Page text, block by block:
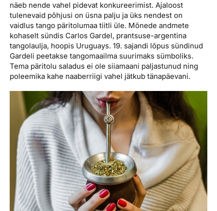
näeb nende vahel pidevat konkureerimist. Ajaloost
tulenevaid põhjusi on üsna palju ja üks nendest on
vaidlus tango päritolumaa tiitli üle. Mõnede andmete
kohaselt sündis Carlos Gardel, prantsuse-argentina
tangolaulja, hoopis Uruguays. 19. sajandi lõpus sündinud
Gardeli peetakse tangomaailma suurimaks sümboliks.
Tema päritolu saladus ei ole siiamaani paljastunud ning
poleemika kahe naaberriigi vahel jätkub tänapäevani.